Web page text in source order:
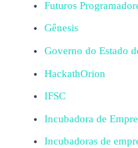
Futuros
Gênesis
Governo do Estado
HackathOrion
IFSC
Incubadora de
Incubadoras de